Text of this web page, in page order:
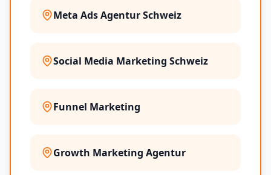
Meta Ads Agentur Schweiz
Social Media Marketing Schweiz
Funnel Marketing
Growth Marketing Agentur